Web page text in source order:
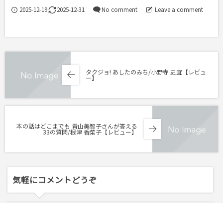
2025-12-19 2025-12-31 No comment Leave a comment
タクジョ! あしたのみち/小野寺 史宜【レビュ
ー】
本の話はどこまでも 青山美智子さんが答える
33の質問/根津 香菜子【レビュー】
気軽にコメントどうぞ